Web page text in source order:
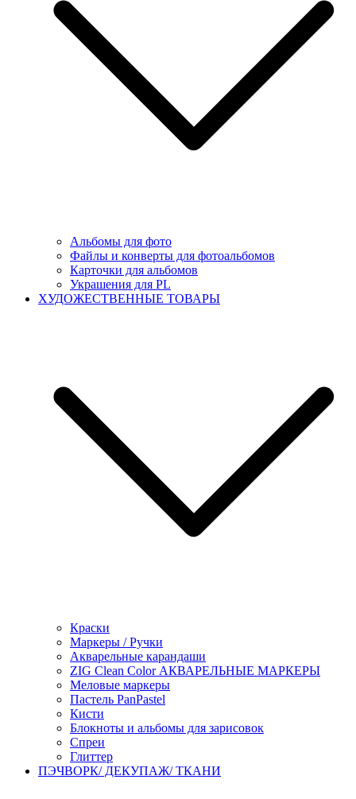
Альбомы для фото
Файлы и конверты для фотоальбомов
Карточки для альбомов
Украшения для PL
ХУДОЖЕСТВЕННЫЕ ТОВАРЫ
Краски
Маркеры / Ручки
Акварельные карандаши
ZIG Clean Color АКВАРЕЛЬНЫЕ МАРКЕРЫ
Меловые маркеры
Пастель PanPastel
Кисти
Блокноты и альбомы для зарисовок
Спреи
Глиттер
ПЭЧВОРК/ ДЕКУПАЖ/ ТКАНИ